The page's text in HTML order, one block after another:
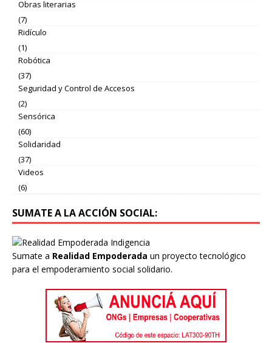
Obras literarias
(7)
Ridículo
(1)
Robótica
(37)
Seguridad y Control de Accesos
(2)
Sensórica
(60)
Solidaridad
(37)
Videos
(6)
SUMATE A LA ACCIÓN SOCIAL:
Sumate a Realidad Empoderada un proyecto tecnológico
para el empoderamiento social solidario.